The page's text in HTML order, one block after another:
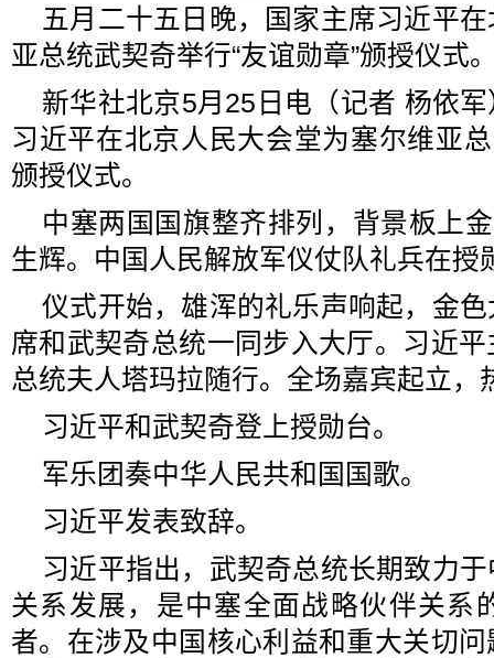
五月二十五日晚，国家主席习近平
亚总统武契奇举行“友谊勋章”颁授仪式
新华社北京5月25日电（记者 杨依
习近平在北京人民大会堂为塞尔维亚
颁授仪式。
中塞两国国旗整齐排列，背景板上
生辉。中国人民解放军仪仗队礼兵在授
仪式开始，雄浑的礼乐声响起，金
席和武契奇总统一同步入大厅。习近
总统夫人塔玛拉随行。全场嘉宾起立，
习近平和武契奇登上授勋台。
军乐团奏中华人民共和国国歌。
习近平发表致辞。
习近平指出，武契奇总统长期致力
关系发展，是中塞全面战略伙伴关系
者。在涉及中国核心利益和重大关切